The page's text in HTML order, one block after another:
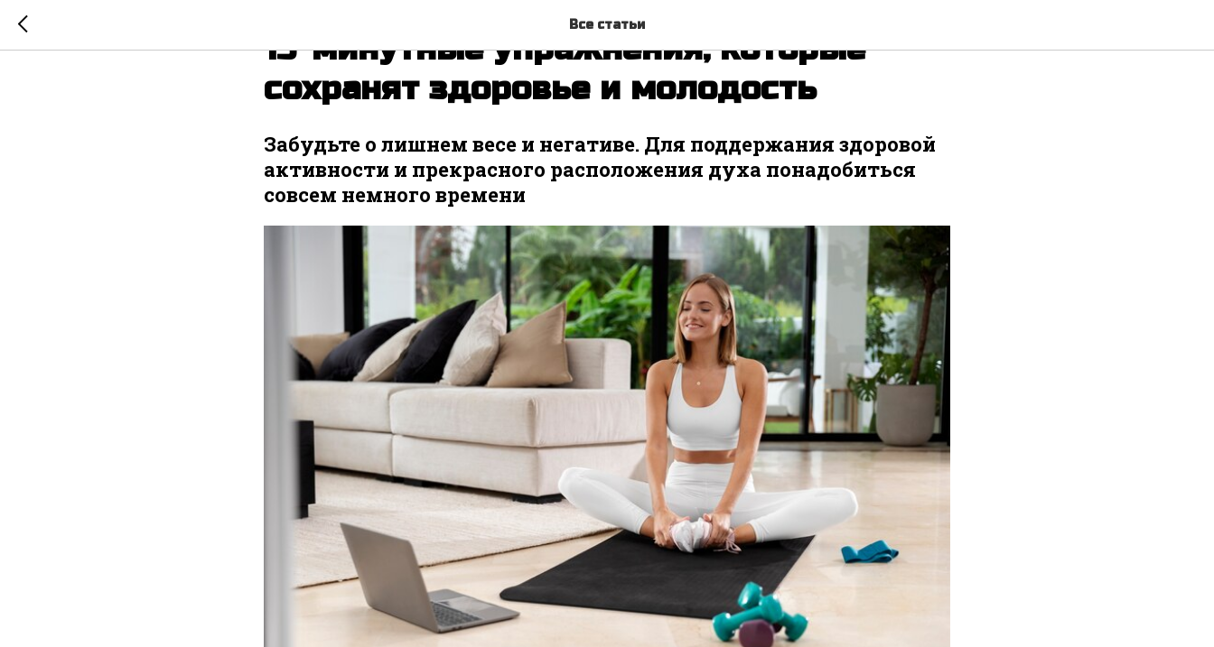
Все статьи
15-минутные упражнения, которые
сохранят здоровье и молодость
Забудьте о лишнем весе и негативе. Для поддержания здоровой
активности и прекрасного расположения духа понадобиться
совсем немного времени